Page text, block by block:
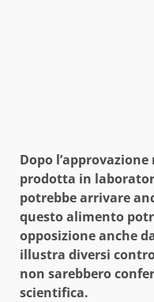
Dopo
prodotta in
potrebbe arrivare
questo alimento
opposizione anche
illustra diversi
non sarebbero
scientifica.